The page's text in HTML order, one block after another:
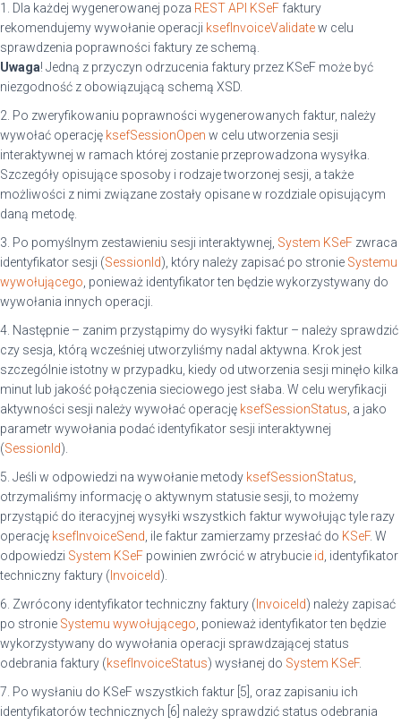
1. Dla każdej wygenerowanej poza REST API KSeF faktury
rekomendujemy wywołanie operacji ksefInvoiceValidatew celu
sprawdzenia poprawności faktury ze schemą.
Uwaga! Jedną z przyczyn odrzucenia faktury przez KSeF może być
niezgodność z obowiązującą schemą XSD.
2. Po zweryfikowaniu poprawności wygenerowanych faktur, należy
wywołać operację ksefSessionOpen w celu utworzenia sesji
interaktywnej w ramach której zostanie przeprowadzona wysyłka.
Szczegóły opisujące sposoby i rodzaje tworzonej sesji, a także
możliwości z nimi związane zostały opisane w rozdziale opisującym
daną metodę.
3. Po pomyślnym zestawieniu sesji interaktywnej, System KSeF zwraca
identyfikator sesji (SessionId), który należy zapisać po stronie Systemu
wywołującego , ponieważ identyfikator ten będzie wykorzystywany do
wywołania innych operacji.
4. Następnie – zanim przystąpimy do wysyłki faktur – należy sprawdzić
czy sesja, którą wcześniej utworzyliśmy nadal aktywna. Krok jest
szczególnie istotny w przypadku, kiedy od utworzenia sesji minęło kilka
minut lub jakość połączenia sieciowego jest słaba. W celu weryfikacji
aktywności sesji należy wywołać operację ksefSessionStatus , a jako
parametr wywołania podać identyfikator sesji interaktywnej
(SessionId).
5. Jeśli w odpowiedzi na wywołanie metody ksefSessionStatus
otrzymaliśmy informację o aktywnym statusie sesji, to możemy
przystąpić do iteracyjnej wysyłki wszystkich faktur wywołując tyle razy
operację ksefInvoiceSend , ile faktur zamierzamy przesłać do KSeF. W
odpowiedzi System KSeF powinien zwrócić w atrybucie id , identyfikator
techniczny faktury ( InvoiceId).
6. Zwrócony identyfikator techniczny faktury ( InvoiceId) należy zapisać
po stronie Systemu wywołującego , ponieważ identyfikator ten będzie
wykorzystywany do wywołania operacji sprawdzającej status
odebrania faktury (ksefInvoiceStatus) wysłanej do System KSeF.
7. Po wysłaniu do KSeF wszystkich faktur [5], oraz zapisaniu ich
identyfikatorów technicznych [6] należy sprawdzić status odebrania